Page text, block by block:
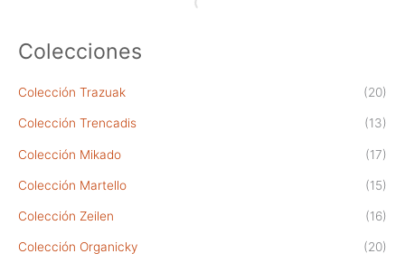
Colecciones
Colección Trazuak (20)
Colección Trencadis (13)
Colección Mikado (17)
Colección Martello (15)
Colección Zeilen (16)
Colección Organicky (20)
página